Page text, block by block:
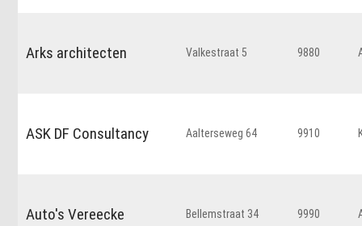
Arks architecten Valkestraat 5 9880
ASK DF Consultancy Aalterseweg 64 9910
Auto's Vereecke Bellemstraat 34 9990